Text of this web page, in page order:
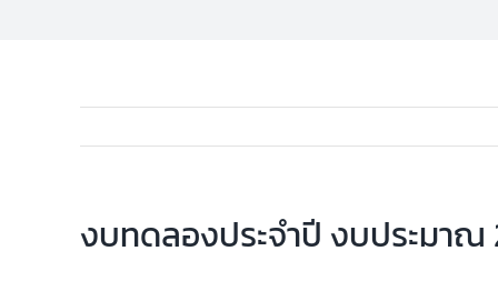
งบทดลองประจำปี งบประมาณ